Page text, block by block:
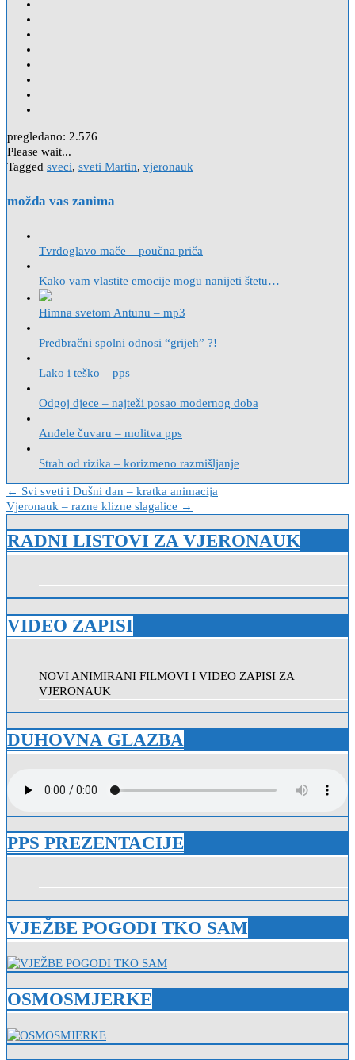
pregledano: 2.576
Please wait...
Tagged sveci, sveti Martin, vjeronauk
možda vas zanima
Tvrdoglavo mače – poučna priča
Kako vam vlastite emocije mogu nanijeti štetu…
Himna svetom Antunu – mp3
Predbračni spolni odnosi “grijeh” ?!
Lako i teško – pps
Odgoj djece – najteži posao modernog doba
Anđele čuvaru – molitva pps
Strah od rizika – korizmeno razmišljanje
Navigacija
objava
← Svi sveti i Dušni dan – kratka animacija
Vjeronauk – razne klizne slagalice →
RADNI LISTOVI ZA VJERONAUK
VIDEO ZAPISI
NOVI ANIMIRANI FILMOVI I VIDEO ZAPISI ZA
VJERONAUK
DUHOVNA GLAZBA
PPS PREZENTACIJE
VJEŽBE POGODI TKO SAM
OSMOSMJERKE